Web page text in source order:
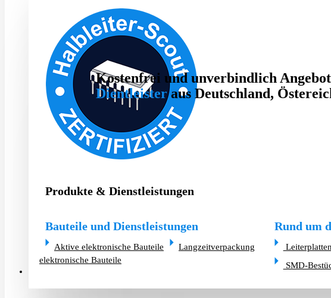
Kostenfrei und unverbindlich
Dientleisteraus Deutschland,
Produkte & Dienstleistungen
Bauteile und Dienstleistungen
Aktive elektronische Bauteile
Langzeitverpackung
elektronische Bauteile
Rund um
SMD-